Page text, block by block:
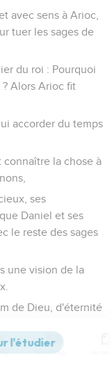
avec sens à Arioc,
tuer les sages de
du roi : Pourquoi
Alors Arioc fit
accorder du temps
connaître la chose à
ses
Daniel et ses
le reste des sages
une vision de la
de Dieu, d'éternité
qui dépose